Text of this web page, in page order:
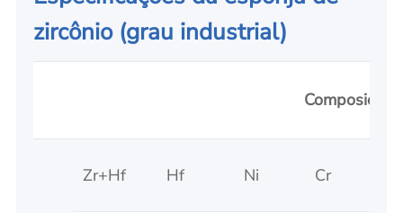
zircônio (grau industrial)
Composição
Zr+Hf Hf Ni Cr